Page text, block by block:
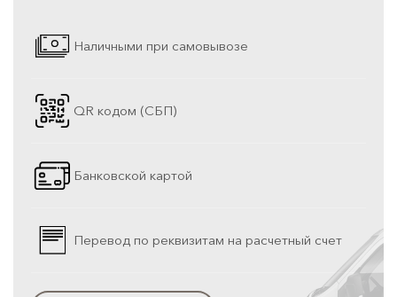
Наличными при самовывозе
QR кодом (СБП)
Банковской картой
Перевод по реквизитам на расчетный счет